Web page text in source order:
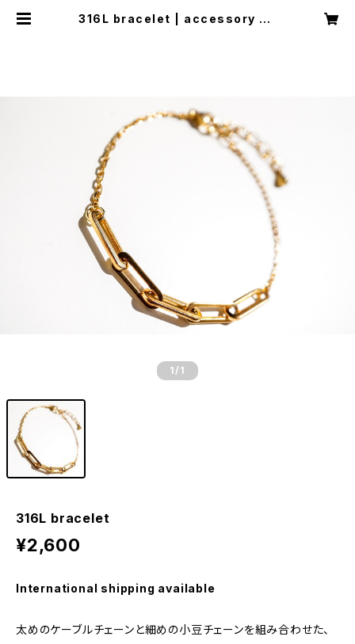
316L bracelet | accessory sh
1 /1
316L bracelet
¥2,600
International shipping available
太めのケーブルチェーンと細めの小豆チェーンを組み合わせた、